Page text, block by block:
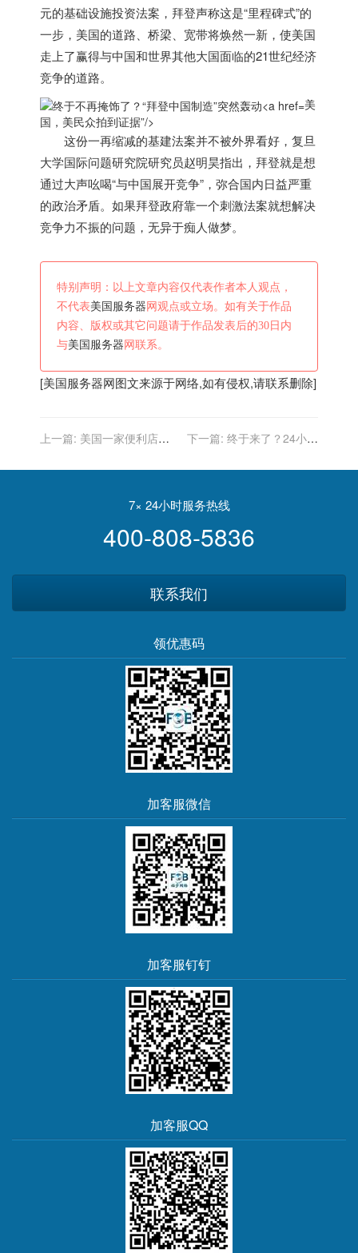
元的基础设施投资法案，拜登声称这是“里程碑式”的
一步， 美国的道路、桥梁、宽带将焕然一新，使美国
走上了赢得与中国和世界其他大国面临的21世纪经济
竞争的道路。
美
国，美民众拍到证据”/>
这份一再缩减的基建法案并不被外界看好，复旦
大学国际问题研究院研究员赵明昊指出，拜登就是想
通过大声吆喝“与中国展开竞争”，弥合国内日益严重
的政治矛盾。如果拜登政府靠一个刺激法案就想解决
竞争力不振的问题，无异于痴人做梦。
特别声明：以上文章内容仅代表作者本人观点，
不代表美国服务器 网观点或立场。如有关于作品
内容、版权或其它问题请于作品发表后的30日内
与美国服务器 网联系。
[美国服务器网图文来源于网络,如有侵权,请联系删除]
上一篇: 美国一家便利店发
下一篇: 终于来了？24小时
枪，中方反击寸步不让
7× 24小时服务热线
400-808-5836
联系我们
领优惠码
加客服微信
加客服钉钉
加客服QQ